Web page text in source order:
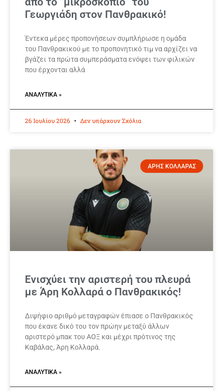
Γεωργιάδη στον Πανθρακικό!
Έντεκα μέρες προπονήσεων συμπλήρωσε η ομάδα
του Πανθρακικού με το προπονητικό τιμ να αρχίζει να
βγάζει τα πρώτα συμπεράσματα ενόψει των φιλικών
που έρχονται αλλά
ΑΝΑΛΥΤΙΚΆ »
26 Ιουλίου 2026 Δεν υπάρχουν Σχόλια
ΑΡΗΣ ΚΟΛΛΑΡΑΣ
Ενισχύει την αριστερή του πλευρά
με Άρη Κολλαρά ο Πανθρακικός!
Διψήφιο αριθμό μεταγραφών έπιασε ο Πανθρακικός
που έκανε δικό του τον πρώην μεταξύ άλλων
αριστερό μπακ του ΑΟΞ και μέχρι πρότινος της
Καβάλας, Άρη Κολλαρά.
ΑΝΑΛΥΤΙΚΆ »